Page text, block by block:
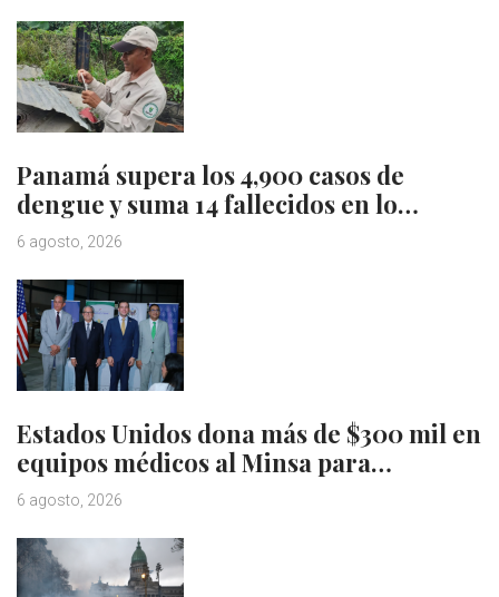
Panamá supera los 4,900 casos de
dengue y suma 14 fallecidos en lo…
6 agosto, 2026
Estados Unidos dona más de $300 mil en
equipos médicos al Minsa para…
6 agosto, 2026